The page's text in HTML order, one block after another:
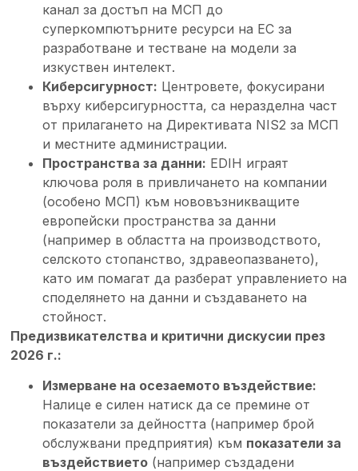
канал за достъп на МСП до
суперкомпютърните ресурси на ЕС за
разработване и тестване на модели за
изкуствен интелект.
Киберсигурност: Центровете, фокусирани
върху киберсигурността, са неразделна част
от прилагането на Директивата NIS2 за МСП
и местните администрации.
Пространства за данни: EDIH играят
ключова роля в привличането на компании
(особено МСП) към нововъзникващите
европейски пространства за данни
(например в областта на производството,
селското стопанство, здравеопазването),
като им помагат да разберат управлението на
споделянето на данни и създаването на
стойност.
Предизвикателства и критични дискусии през
2026 г.:
Измерване на осезаемото въздействие:
Налице е силен натиск да се премине от
показатели за дейността (например брой
обслужвани предприятия) към показатели за
въздействието (например създадени